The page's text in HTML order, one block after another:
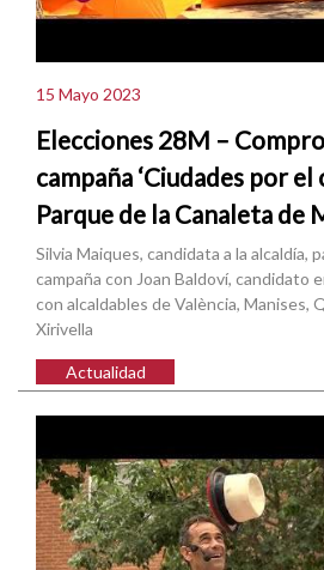
15 Mayo 2023
Elecciones 28M –
campaña ‘Ciudades por el
Parque de la Canaleta de
Silvia Maiques, candidata a la alcaldía,
campaña con Joan Baldoví, candidato
con alcaldables de València, Manises,
Xirivella
Actualidad